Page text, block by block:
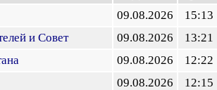
09.08.2026 15:13
и Совет 09.08.2026 13:21
09.08.2026 12:22
09.08.2026 12:15